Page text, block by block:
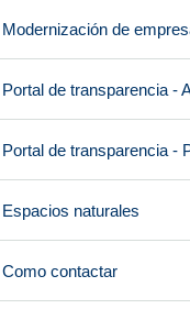
Modernización de
Portal de transparencia -
Portal de transparencia -
Espacios naturales
Como contactar